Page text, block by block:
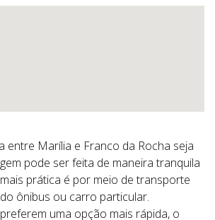
entre Marília e Franco da Rocha seja
pode ser feita de maneira tranquila
prática é por meio de transporte
ônibus ou carro particular.
uma opção mais rápida, o